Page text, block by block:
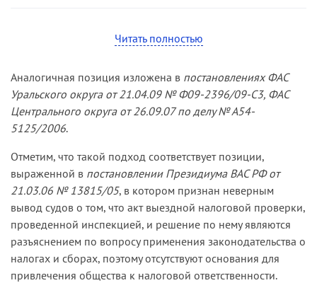
привлечения общества к налоговой
статьи 119 НК РФ за непредставление
деклараций по земельному налогу и по пункту 1
статьи 122 НК РФ за неуплату земельного налога
решение инспекции было признано законным.
инстанции решение было оставлено без
изменения.
В кассационной жалобе общество, ссылаясь на
неправильное применение судами норм
материального права, просило отменить
судебные акты в части отказа в удовлетворении
требований заявителя о признании
Читать полностью
Аналогичная позиция изложена в постановлениях ФАС
Уральского округа от 21.04.09 № Ф09-2396/09-С3, ФАС
Центрального округа от 26.09.07 по делу № А54-
5125/2006.
Отметим, что такой подход соответствует позиции,
выраженной в постановлении Президиума ВАС РФ от
21.03.06 № 13815/05, в котором признан неверным
вывод судов о том, что акт выездной налоговой проверки,
проведенной инспекцией, и решение по нему являются
разъяснением по вопросу применения законодательства о
налогах и сборах, поэтому отсутствуют основания для
привлечения общества к налоговой ответственности.